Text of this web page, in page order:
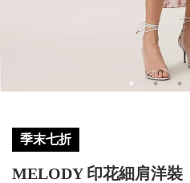
季末七折
MELODY 印花細肩洋裝